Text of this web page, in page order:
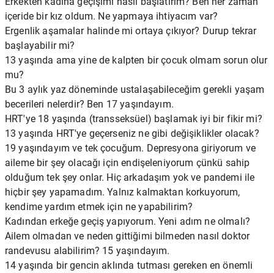
içeride bir kız oldum. Ne yapmaya ihtiyacım var?
Ergenlik aşamalar halinde mi ortaya çıkıyor? Durup tekrar
başlayabilir mi?
13 yaşında ama yine de kalpten bir çocuk olmam sorun olur
mu?
Bu 3 aylık yaz döneminde ustalaşabileceğim gerekli yaşam
becerileri nelerdir? Ben 17 yaşındayım.
HRT'ye 18 yaşında (transseksüel) başlamak iyi bir fikir mi?
13 yaşında HRT'ye geçerseniz ne gibi değişiklikler olacak?
19 yaşındayım ve tek çocuğum. Depresyona giriyorum ve
aileme bir şey olacağı için endişeleniyorum çünkü sahip
olduğum tek şey onlar. Hiç arkadaşım yok ve pandemi ile
hiçbir şey yapamadım. Yalnız kalmaktan korkuyorum,
kendime yardım etmek için ne yapabilirim?
Kadından erkeğe geçiş yapıyorum. Yeni adım ne olmalı?
Ailem olmadan ve neden gittiğimi bilmeden nasıl doktor
randevusu alabilirim? 15 yaşındayım.
14 yaşında bir gencin aklında tutması gereken en önemli